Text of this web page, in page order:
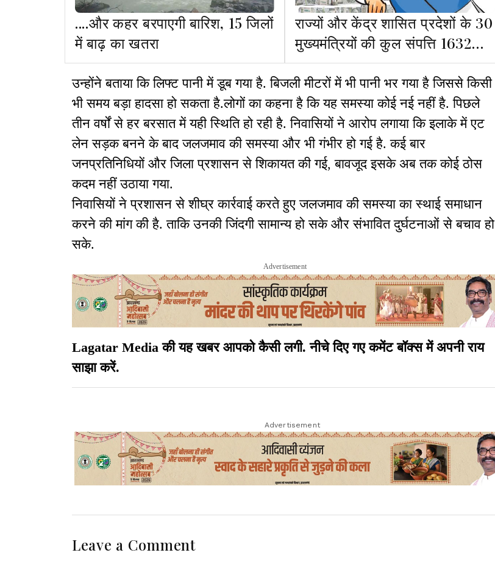
....और कहर बरपाएगी बारिश, 15 जिलों
में बाढ़ का खतरा
राज्यों और केंद्र शासित प्रदेशों के 30
मुख्यमंत्रियों की कुल संपत्ति 1632
करोड़
उन्होंने बताया कि लिफ्ट पानी में डूब गया है. बिजली मीटरों में भी पानी भर गया है जिससे किसी
भी समय बड़ा हादसा हो सकता है.लोगों का कहना है कि यह समस्या कोई नई नहीं है. पिछले
तीन वर्षों से हर बरसात में यही स्थिति हो रही है. निवासियों ने आरोप लगाया कि इलाके में एट
लेन सड़क बनने के बाद जलजमाव की समस्या और भी गंभीर हो गई है. कई बार
जनप्रतिनिधियों और जिला प्रशासन से शिकायत की गई, बावजूद इसके अब तक कोई ठोस
कदम नहीं उठाया गया.
निवासियों ने प्रशासन से शीघ्र कार्रवाई करते हुए जलजमाव की समस्या का स्थाई समाधान
करने की मांग की है. ताकि उनकी जिंदगी सामान्य हो सके और संभावित दुर्घटनाओं से बचाव हो
सके.
Advertisement
Lagatar Media की यह खबर आपको कैसी लगी. नीचे दिए गए कमेंट बॉक्स में अपनी राय
साझा करें.
Advertisement
Leave a Comment